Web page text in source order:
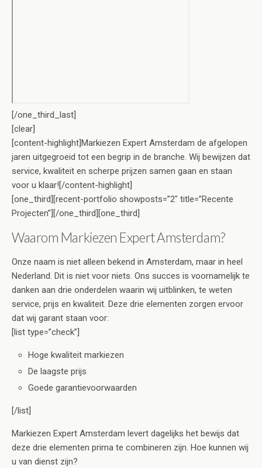
[/one_third_last]
[clear]
[content-highlight]Markiezen Expert Amsterdam de afgelopen
jaren uitgegroeid tot een begrip in de branche. Wij bewijzen dat
service, kwaliteit en scherpe prijzen samen gaan en staan
voor u klaar![/content-highlight]
[one_third][recent-portfolio showposts=”2″ title=”Recente
Projecten”][/one_third][one_third]
Waarom Markiezen Expert Amsterdam?
Onze naam is niet alleen bekend in Amsterdam, maar in heel
Nederland. Dit is niet voor niets. Ons succes is voornamelijk te
danken aan drie onderdelen waarin wij uitblinken, te weten
service, prijs en kwaliteit. Deze drie elementen zorgen ervoor
dat wij garant staan voor:
[list type=”check”]
Hoge kwaliteit markiezen
De laagste prijs
Goede garantievoorwaarden
[/list]
Markiezen Expert Amsterdam levert dagelijks het bewijs dat
deze drie elementen prima te combineren zijn. Hoe kunnen wij
u van dienst zijn?